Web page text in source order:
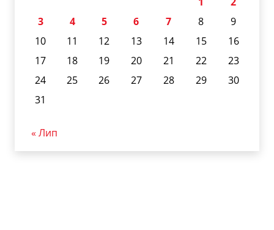
3
4 5 6 7 8
9
10
11 12 13 14 15
16
17
18 19 20 21 22
23
24
25 26 27 28 29
30
31
« Лип